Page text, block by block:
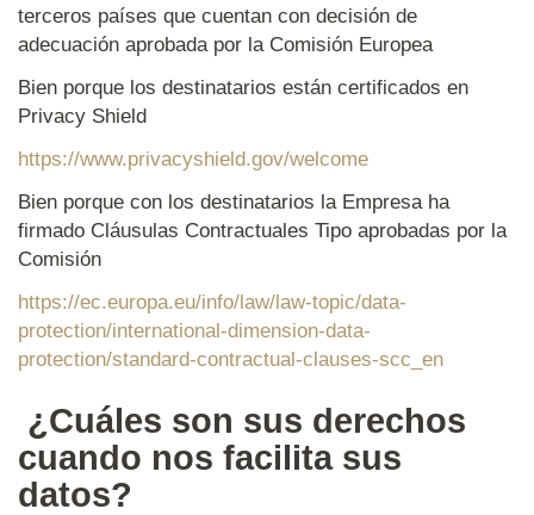
terceros países que cuentan con decisión de
adecuación aprobada por la Comisión Europea
Bien porque los destinatarios están certificados en
Privacy Shield
https://www.privacyshield.gov/welcome
Bien porque con los destinatarios la Empresa ha
firmado Cláusulas Contractuales Tipo aprobadas por la
Comisión
https://ec.europa.eu/info/law/law-topic/data-
protection/international-dimension-data-
protection/standard-contractual-clauses-scc_en
¿Cuáles son sus derechos
cuando nos facilita sus
datos?